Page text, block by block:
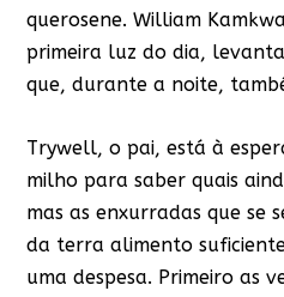
querosene. William
primeira luz do dia,
que, durante a noite,
Trywell, o pai, está à
milho para saber quais
mas as enxurradas que se
da terra alimento
uma despesa. Primeiro as